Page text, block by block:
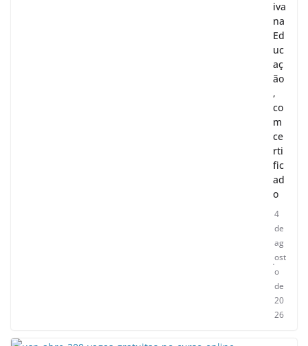
iva
na
Ed
uc
aç
ão
,
co
m
ce
rti
fic
ad
o
4
de
ag
ost
o
de
20
26